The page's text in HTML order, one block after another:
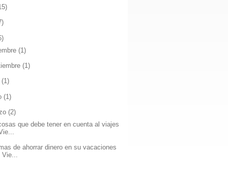
(1)
(1)
(1)
(1)
(2)
que debe tener en cuenta al viajes
de ahorrar dinero en su vacaciones
Vie...